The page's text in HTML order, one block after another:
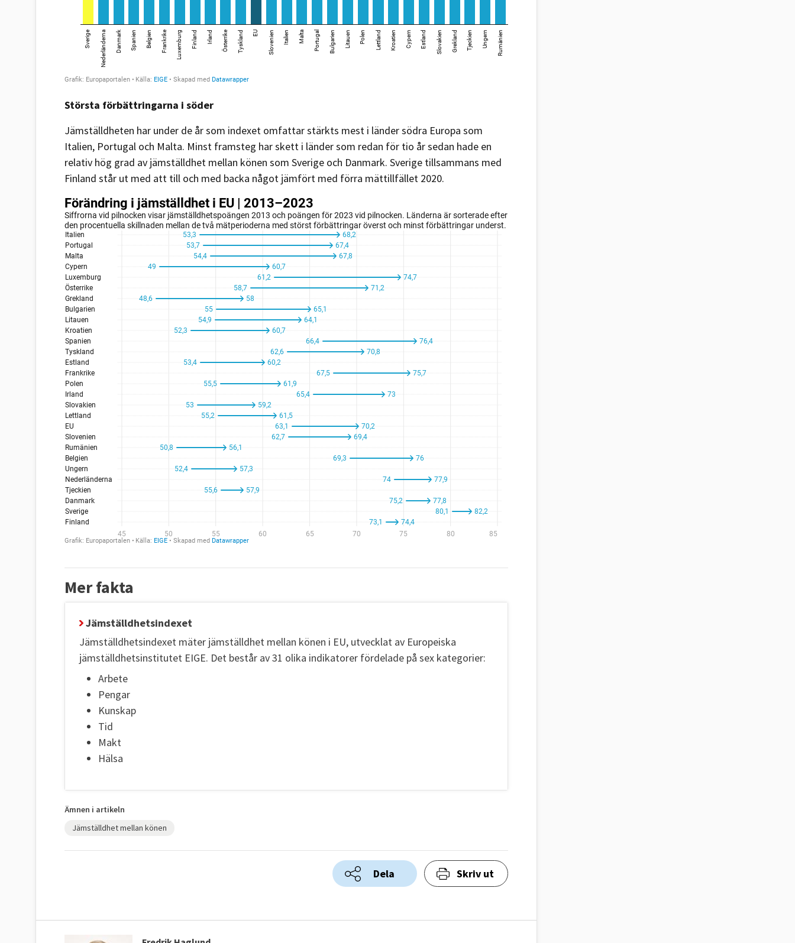
Största förbättringarna i söder
Jämställdheten har under de år som indexet omfattar stärkts mest i länder södra Europa som
Italien, Portugal och Malta. Minst framsteg har skett i länder som redan för tio år sedan hade en
relativ hög grad av jämställdhet mellan könen som Sverige och Danmark. Sverige tillsammans med
Finland står ut med att till och med backa något jämfört med förra mättillfället 2020.
Mer fakta
Jämställdhetsindexet
Jämställdhetsindexet mäter jämställdhet mellan könen i EU, utvecklat av Europeiska
jämställdhetsinstitutet EIGE. Det består av 31 olika indikatorer fördelade på sex kategorier:
Arbete
Pengar
Kunskap
Tid
Makt
Hälsa
Ämnen i artikeln
Jämställdhet mellan könen
Dela Skriv ut